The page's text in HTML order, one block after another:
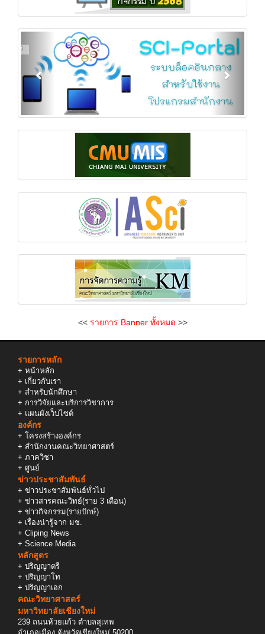
<< รายการ Banner ทั้งหมด >>
รายการหลัก
+ หน้าหลัก
+ เกี่ยวกับเรา
+ สำหรับนักศึกษา
+ การวิจัยและบริการวิชาการ
+ แผนผังเว็บไซต์
องค์กร
+ โครงสร้างองค์กร
+ สำนักงานคณะวิทยาศาสตร์
+ ภาควิชา
+ ศูนย์
ข่าวประชาสัมพันธ์
+ ข่าวประชาสัมพันธ์ทั่วไป
+ ข่าวสารคณะวิทย์(ราย 3 เดือน)
+ ข่าวกิจกรรม(รายปักษ์)
+ เรื่องน่ารู้จาก มช.
+ Cliping News
+ Science Media
หลักสูตร
+ ปริญญาตรี
+ ปริญญาโท
+ ปริญญาเอก
คณะวิทยาศาสตร์
มหาวิทยาลัยเชียงใหม่
239 ถนนห้วยแก้ว ตำบลสุเทพ